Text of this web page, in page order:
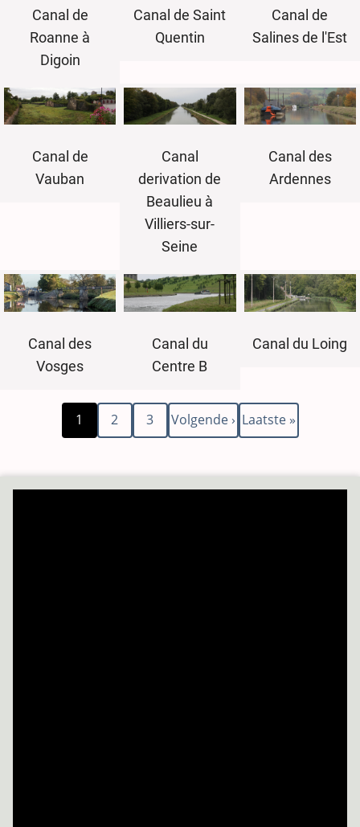
Canal de
Roanne à
Digoin
Canal de Saint
Quentin
Canal de
Salines de l'Est
Canal de
Vauban
Canal
derivation de
Beaulieu à
Villiers-sur-
Seine
Canal des
Ardennes
Canal des
Vosges
Canal du
Centre B
Canal du Loing
PagineringHuidige
pagina
1 Pagina
2 Pagina
3
Volgende
pagina
Volgende › Laatste
pagina
Laatste »